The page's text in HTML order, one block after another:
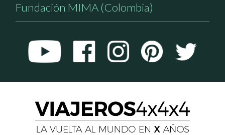
Fundación MIMA (Colombia)